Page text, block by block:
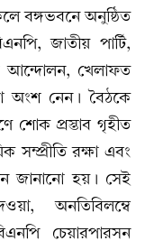
বঙ্গভবনে অনুষ্ঠিত
জাতীয় পার্টি,
আন্দোলন, খেলাফত
অংশ নেন। বৈঠকে
শোক প্রস্তাব গৃহীত
সম্প্রীতি রক্ষা এবং
জানানো হয়। সেই
অনতিবিলম্বে
চেয়ারপারসন